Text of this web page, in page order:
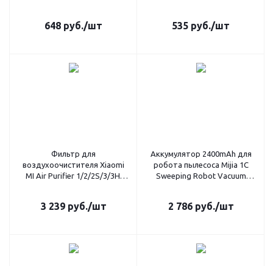
648 руб./шт 535 руб./шт
Фильтр для
воздухоочистителя Xiaomi
MI Air Purifier 1/2/2S/3/3H,
3 239руб./шт
Аккумулятор 2400mAh для
робота пылесоса Mijia 1C
Sweeping Robot Vacuum
2 786руб./шт